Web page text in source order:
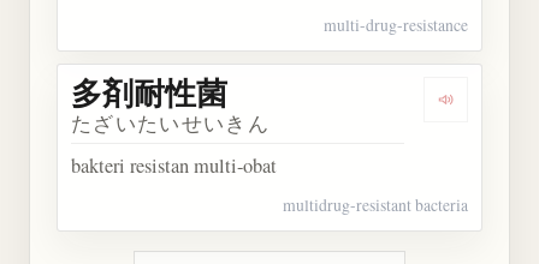
multi-drug-resistance
Dengarkan
多剤耐性菌
たざいたいせいきん
bakteri resistan multi-obat
multidrug-resistant bacteria